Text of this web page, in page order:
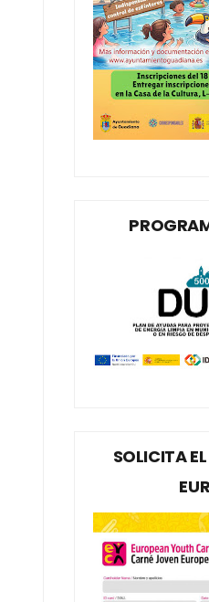
SOLICITA